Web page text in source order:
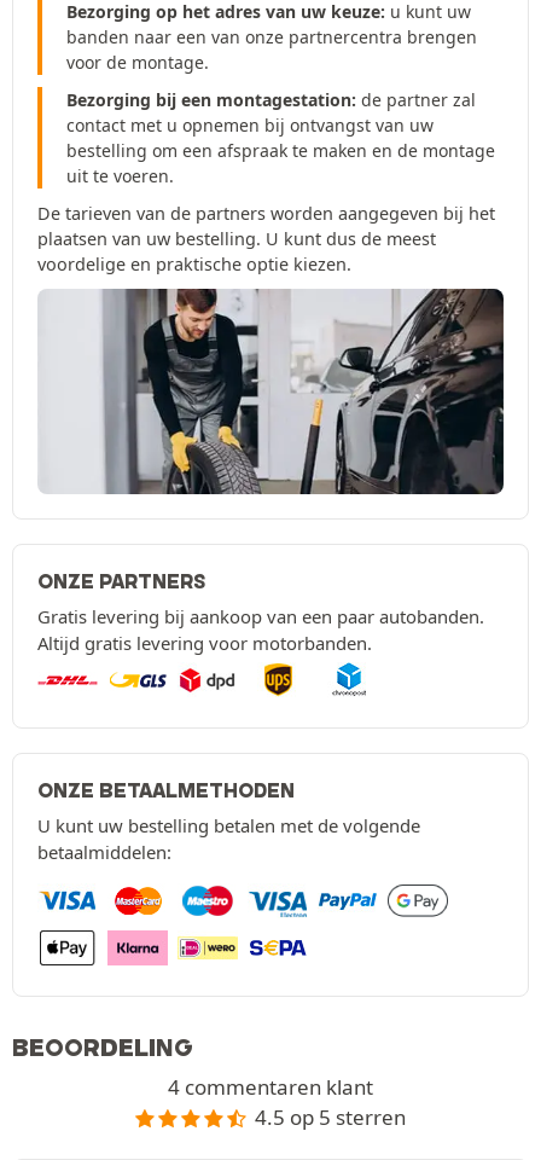
Bezorging op het adres van uw keuze: u kunt uw
banden naar een van onze partnercentra brengen
voor de montage.
Bezorging bij een montagestation: de partner zal
contact met u opnemen bij ontvangst van uw
bestelling om een afspraak te maken en de montage
uit te voeren.
De tarieven van de partners worden aangegeven bij het
plaatsen van uw bestelling. U kunt dus de meest
voordelige en praktische optie kiezen.
ONZE PARTNERS
Gratis levering bij aankoop van een paar autobanden.
Altijd gratis levering voor motorbanden.
ONZE BETAALMETHODEN
U kunt uw bestelling betalen met de volgende
betaalmiddelen:
BEOORDELING
4 commentaren klant
4.5 op 5 sterren